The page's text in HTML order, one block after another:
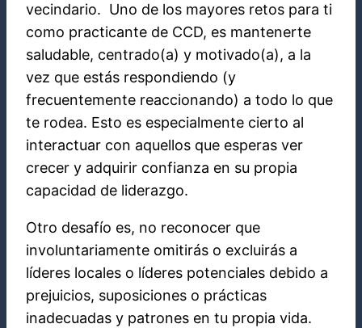
vecindario. Uno de los mayores retos para ti
como practicante de CCD, es mantenerte
saludable, centrado(a) y motivado(a), a la
vez que estás respondiendo (y
frecuentemente reaccionando) a todo lo que
te rodea. Esto es especialmente cierto al
interactuar con aquellos que esperas ver
crecer y adquirir confianza en su propia
capacidad de liderazgo.
Otro desafío es, no reconocer que
involuntariamente omitirás o excluirás a
líderes locales o líderes potenciales debido a
prejuicios, suposiciones o prácticas
inadecuadas y patrones en tu propia vida.